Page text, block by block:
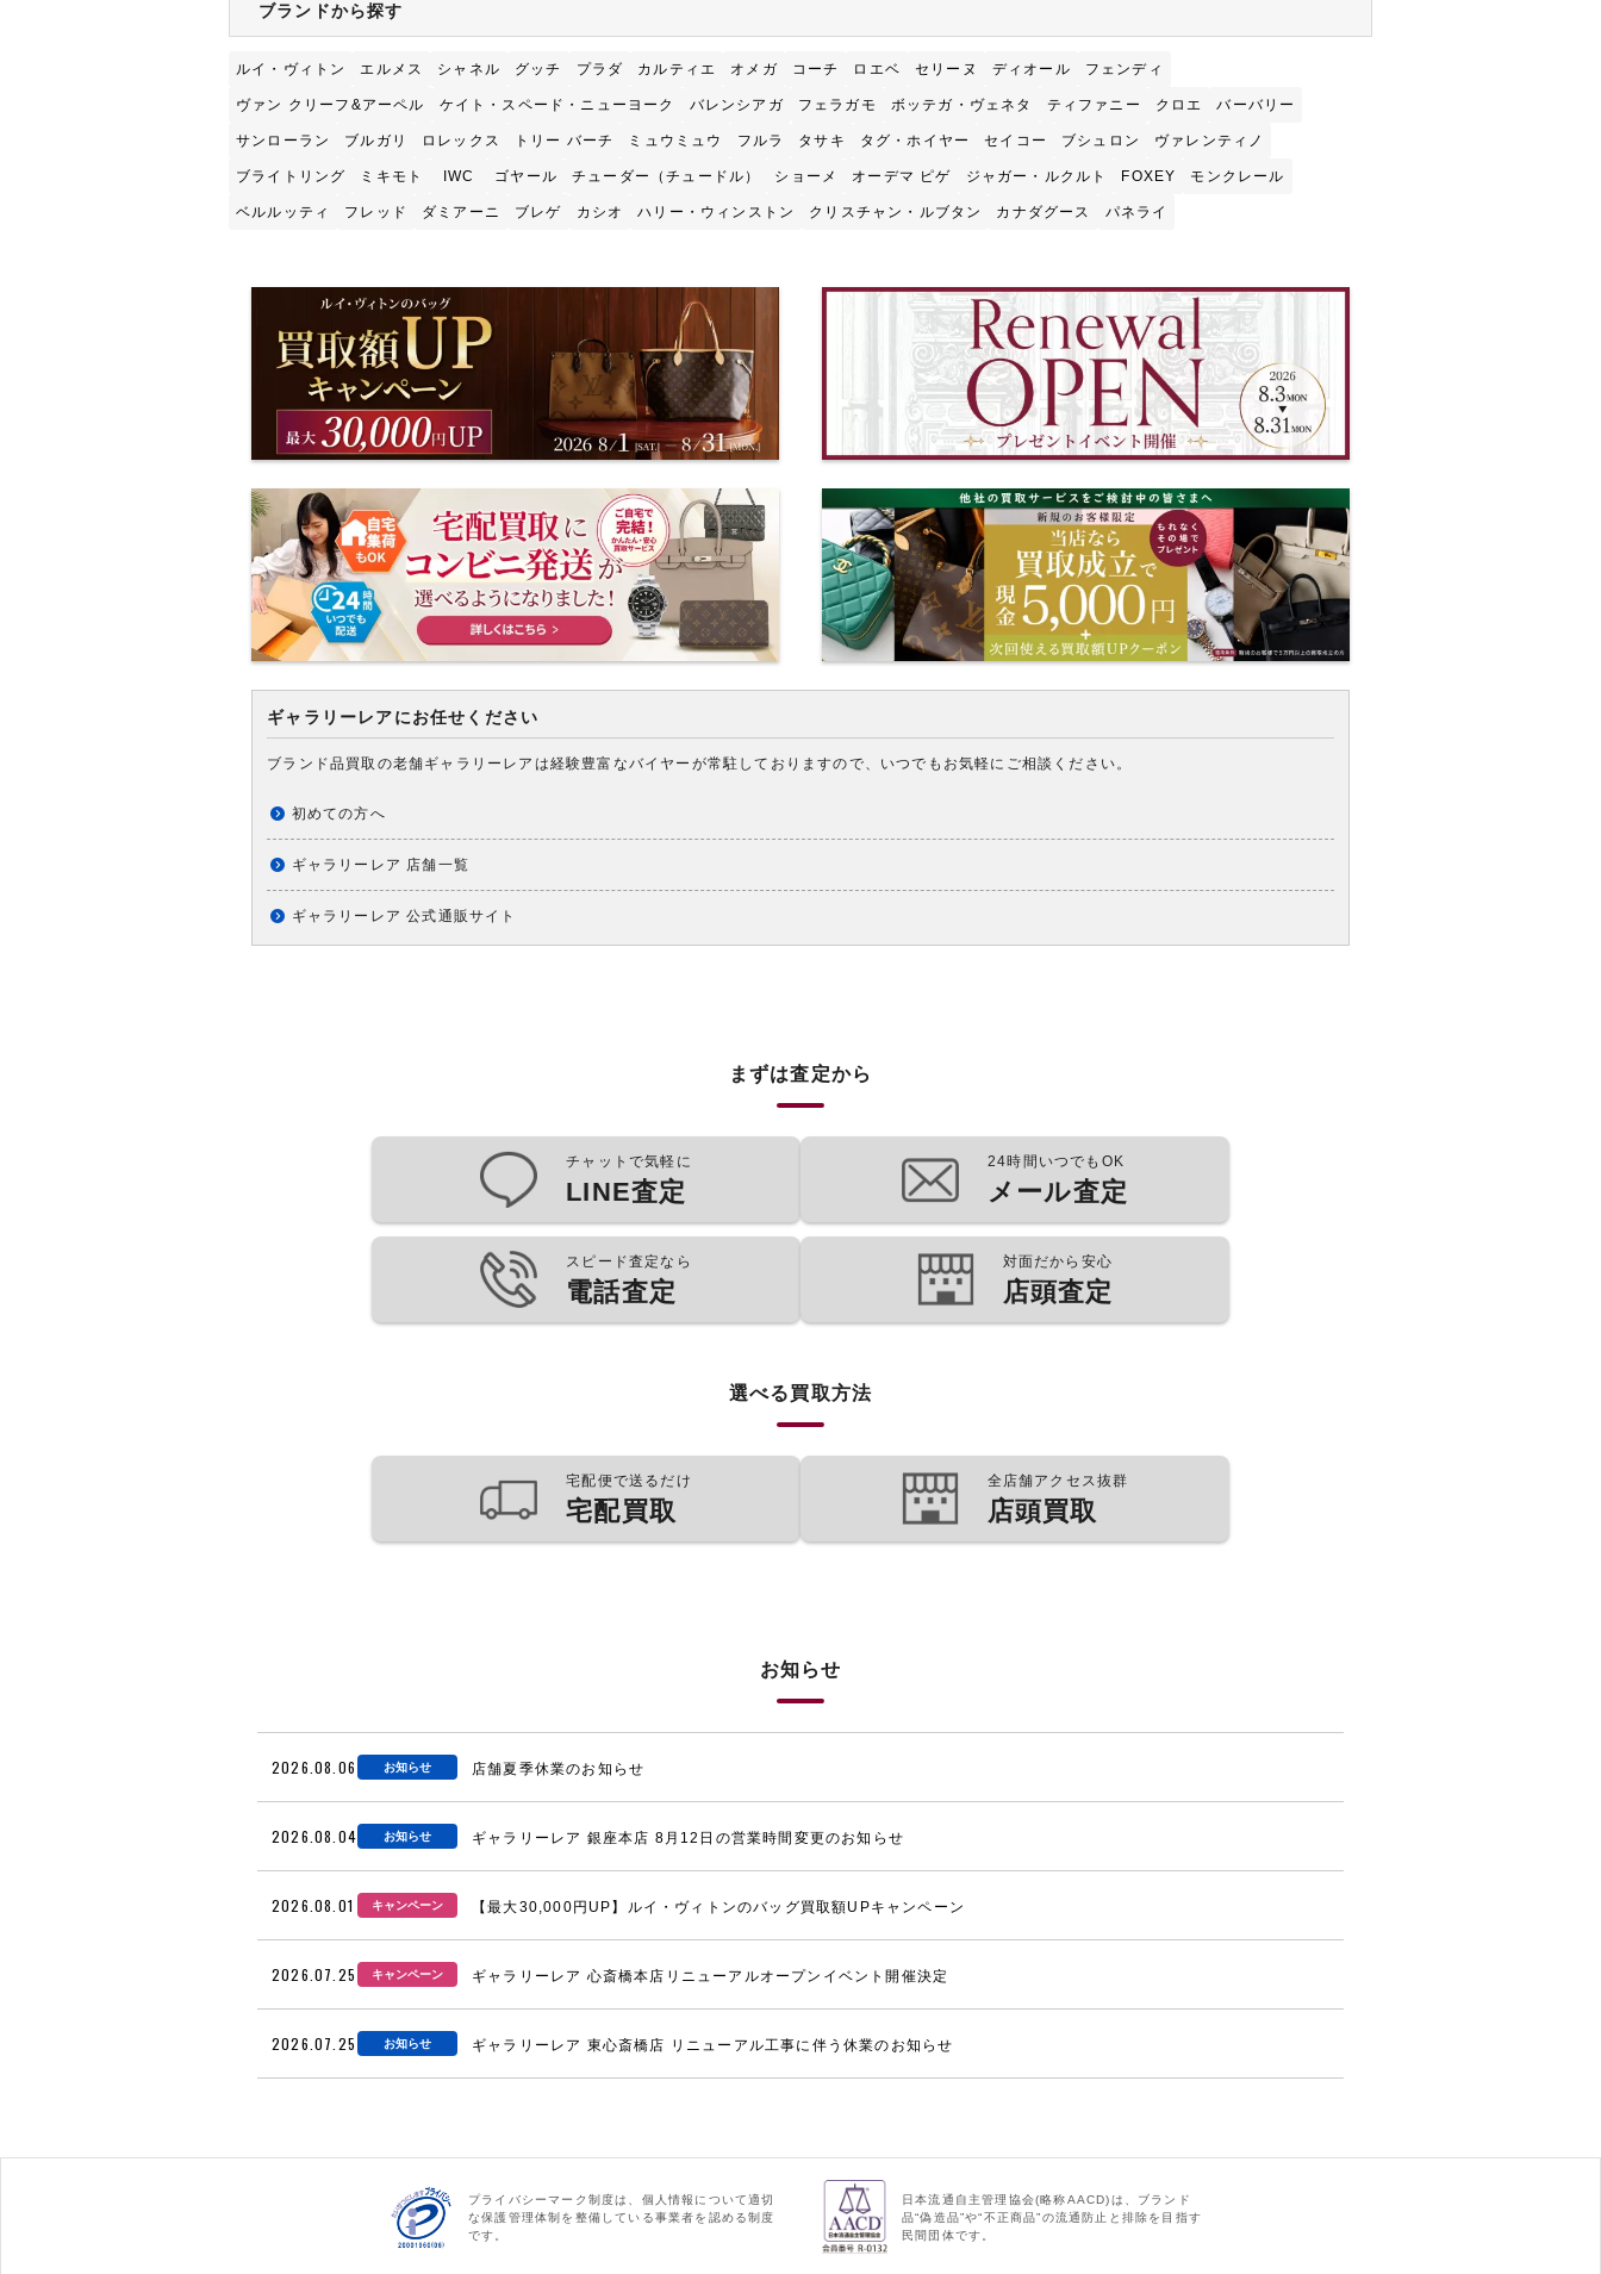
ギャラリーレアにお任せください
ブランド品買取の老舗ギャラリーレアは経験豊富なバイヤーが常駐しておりますので、いつでもお気軽にご相談ください。
初めての方へ
ギャラリーレア 店舗一覧
ギャラリーレア 公式通販サイト
ブランドから探す
ルイ・ヴィトン エルメス シャネル グッチ プラダ カルティエ オメガ コーチ ロエベ セリーヌ ディオール フェンディ
ヴァン クリーフ&アーペル ケイト・スペード・ニューヨーク バレンシアガ フェラガモ ボッテガ・ヴェネタ ティファニー クロエ バーバリー
サンローラン ブルガリ ロレックス トリー バーチ ミュウミュウ フルラ タサキ タグ・ホイヤー セイコー ブシュロン ヴァレンティノ
ブライトリング ミキモト IWC ゴヤール チューダー（チュードル） ショーメ オーデマ ピゲ ジャガー・ルクルト FOXEY モンクレール
ベルルッティ フレッド ダミアーニ ブレゲ カシオ ハリー・ウィンストン クリスチャン・ルブタン カナダグース パネライ
まずは査定から
チャットで気軽に
LINE査定
24時間いつでもOK
メール査定
スピード査定なら
電話査定
対面だから安心
店頭査定
選べる買取方法
宅配便で送るだけ
宅配買取
全店舗アクセス抜群
店頭買取
お知らせ
2026.08.06 お知らせ 店舗夏季休業のお知らせ
2026.08.04 お知らせ ギャラリーレア 銀座本店 8月12日の営業時間変更のお知らせ
2026.08.01 キャンペーン 【最大30,000円UP】ルイ・ヴィトンのバッグ買取額UPキャンペーン
2026.07.25 キャンペーン ギャラリーレア 心斎橋本店リニューアルオープンイベント開催決定
2026.07.25 お知らせ ギャラリーレア 東心斎橋店 リニューアル工事に伴う休業のお知らせ
プライバシーマーク制度は、個人情報について適切
な保護管理体制を整備している事業者を認める制度
です。
日本流通自主管理協会(略称AACD)は、ブランド
品“偽造品”や“不正商品”の流通防止と排除を目指す
民間団体です。